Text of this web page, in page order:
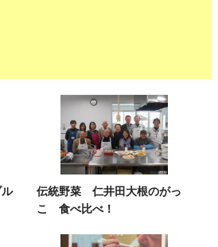
伝統野菜 仁井田大根のがっ
こ 食べ比べ！